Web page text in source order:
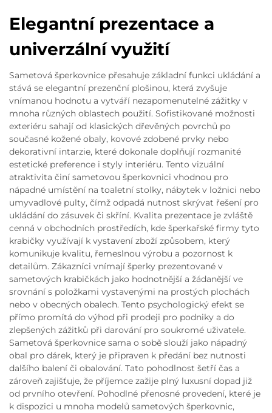
Elegantní prezentace a
univerzální využití
Sametová šperkovnice přesahuje základní funkci ukládání a
stává se elegantní prezenční plošinou, která zvyšuje
vnímanou hodnotu a vytváří nezapomenutelné zážitky v
mnoha různých oblastech použití. Sofistikované možnosti
exteriéru sahají od klasických dřevěných povrchů po
současné kožené obaly, kovové zdobené prvky nebo
dekorativní intarzie, které dokonale doplňují rozmanité
estetické preference i styly interiéru. Tento vizuální
atraktivita činí sametovou šperkovnici vhodnou pro
nápadné umístění na toaletní stolky, nábytek v ložnici nebo
umyvadlové pulty, čímž odpadá nutnost skrývat řešení pro
ukládání do zásuvek či skříní. Kvalita prezentace je zvláště
cenná v obchodních prostředích, kde šperkařské firmy tyto
krabičky využívají k vystavení zboží způsobem, který
komunikuje kvalitu, řemeslnou výrobu a pozornost k
detailům. Zákazníci vnímají šperky prezentované v
sametových krabičkách jako hodnotnější a žádanější ve
srovnání s položkami vystavenými na prostých plochách
nebo v obecných obalech. Tento psychologický efekt se
přímo promítá do výhod při prodeji pro podniky a do
zlepšených zážitků při darování pro soukromé uživatele.
Sametová šperkovnice sama o sobě slouží jako nápadný
obal pro dárek, který je připraven k předání bez nutnosti
dalšího balení či obalování. Tato pohodlnost šetří čas a
zároveň zajišťuje, že příjemce zažije plný luxusní dopad již
od prvního otevření. Pohodlné přenosné provedení, které je
k dispozici u mnoha modelů sametových šperkovnic,